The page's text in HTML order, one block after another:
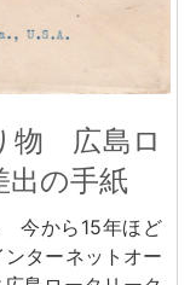
物 広島ロ
出の手紙
今から15年ほど
ターネットオー